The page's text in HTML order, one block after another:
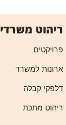
ריהוט משרדי
פרויקטים
ארונות למשרד
דלפקי קבלה
ריהוט מתכת